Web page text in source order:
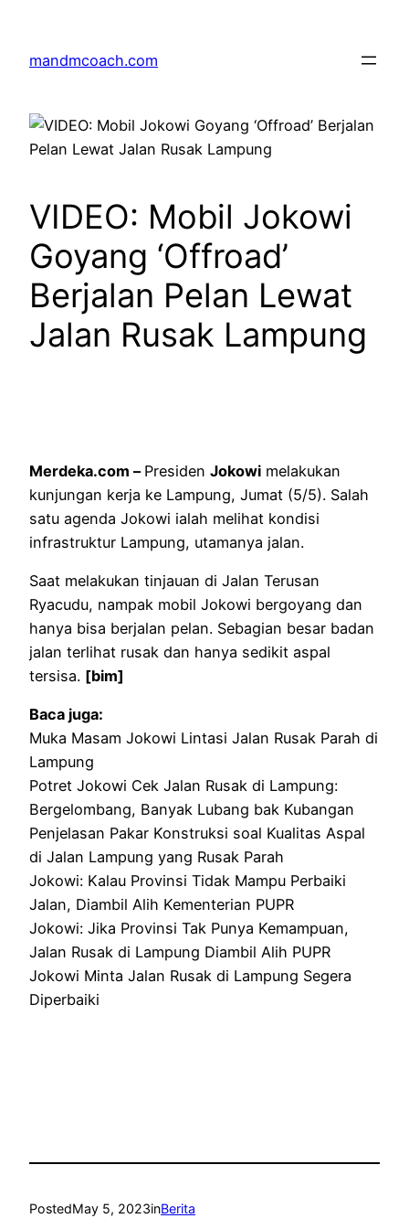
content
mandmcoach.com
VIDEO: Mobil Jokowi
Goyang ‘Offroad’
Berjalan Pelan Lewat
Jalan Rusak Lampung
Merdeka.com – Presiden Jokowi melakukan
kunjungan kerja ke Lampung, Jumat (5/5). Salah
satu agenda Jokowi ialah melihat kondisi
infrastruktur Lampung, utamanya jalan.
Saat melakukan tinjauan di Jalan Terusan
Ryacudu, nampak mobil Jokowi bergoyang dan
hanya bisa berjalan pelan. Sebagian besar badan
jalan terlihat rusak dan hanya sedikit aspal
tersisa. [bim]
Baca juga:
Muka Masam Jokowi Lintasi Jalan Rusak Parah di
Lampung
Potret Jokowi Cek Jalan Rusak di Lampung:
Bergelombang, Banyak Lubang bak Kubangan
Penjelasan Pakar Konstruksi soal Kualitas Aspal
di Jalan Lampung yang Rusak Parah
Jokowi: Kalau Provinsi Tidak Mampu Perbaiki
Jalan, Diambil Alih Kementerian PUPR
Jokowi: Jika Provinsi Tak Punya Kemampuan,
Jalan Rusak di Lampung Diambil Alih PUPR
Jokowi Minta Jalan Rusak di Lampung Segera
Diperbaiki
PostedMay 5, 2023inBerita